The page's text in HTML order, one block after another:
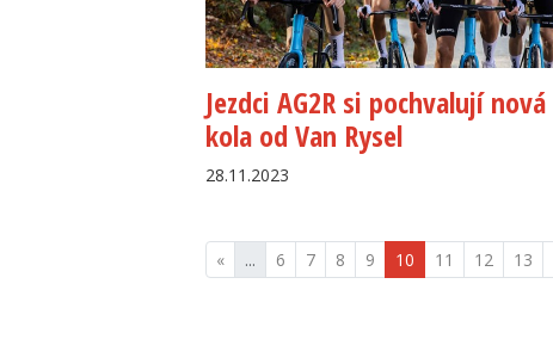
Jezdci AG2R si pochvalují nová
kola od Van Rysel
28.11.2023
« ... 6 7 8 9 10 11 12 13